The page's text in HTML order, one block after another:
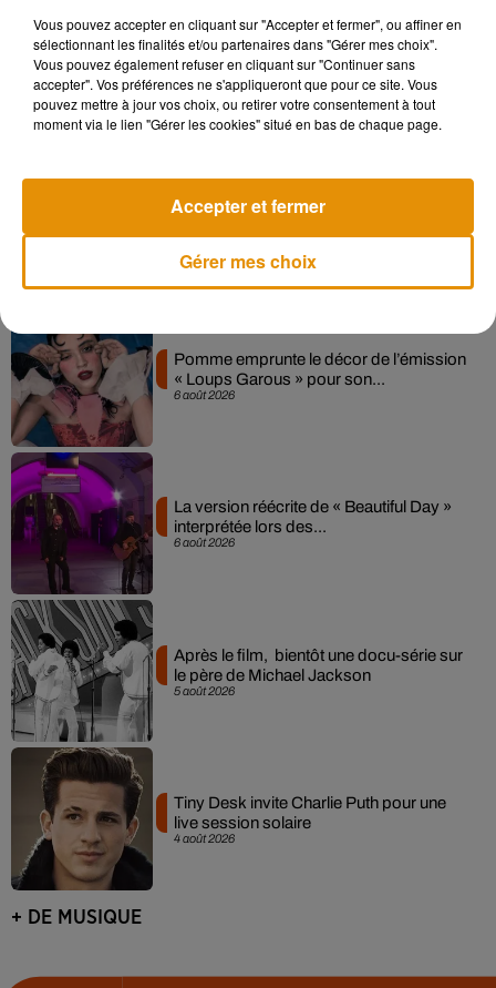
7 août 2026
Madonna sort enfin le remix de « Love
Sensation » avec Kylie Minogue
Angèle et Amélie Lens dévoilent leur
6 août 2026
Pomme emprunte le décor de l’émission
« Loups Garous » pour son...
6 août 2026
La version réécrite de « Beautiful Day »
interprétée lors des...
5 août 2026
Après le film, bientôt une docu-série sur
le père de Michael Jackson
4 août 2026
Tiny Desk invite Charlie Puth pour une
live session solaire
+ DE MUSIQUE
Vous pouvez accepter en cliquant sur "Accepter et fermer", ou affiner en
sélectionnant les finalités et/ou partenaires dans "Gérer mes choix".
Vous pouvez également refuser en cliquant sur "Continuer sans
accepter". Vos préférences ne s'appliqueront que pour ce site. Vous
pouvez mettre à jour vos choix, ou retirer votre consentement à tout
moment via le lien "Gérer les cookies" situé en bas de chaque page.
Gérer mes choix
Accepter et fermer